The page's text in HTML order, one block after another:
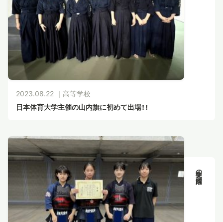
2023.08.22 ｜ 高等学校
日本体育大学主催の山内旗に初めて出場！！
生徒の活躍